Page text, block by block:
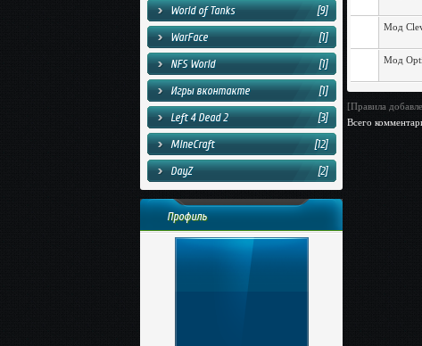
World of Tanks
[9]
WarFace
[1]
NFS World
[1]
Игры вконтакте
[1]
Left 4 Dead 2
[3]
MineCraft
[12]
DayZ
[2]
Профиль
Мод
Мод
[Правила
Всего